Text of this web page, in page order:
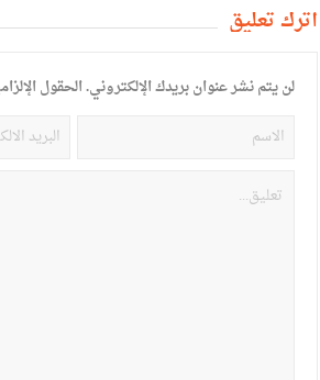
أترك تعليق
لن يتم نشر عنوان بريدك الإلكتروني.الحقول